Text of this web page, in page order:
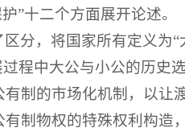
”十二个方面展开论述。
分，将国家所有定义为“
程中大公与小公的历史
制的市场化机制，以让
制物权的特殊权利构造